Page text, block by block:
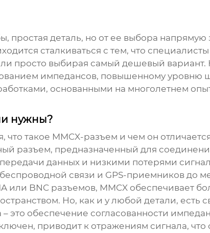
простая деталь, но от ее выбора
сталкиваться с тем, что
просто выбирая самый дешевый вариант.
импедансов, повышенному уровню
основанными на многолетнем
нужны?
что такое MMCX-разъем и чем он
разъем, предназначенный для
данных и низкими потерями
связи и GPS-приемников до
или BNC разъемов, MMCX обеспечивает
Но, как и у любой детали, есть
– это обеспечение согласованности
приводит к отражениям сигнала,